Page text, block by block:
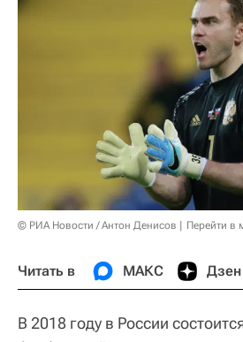
© РИА Новости / Антон Денисов Перейти в
Читать в МАКС Дзен
В 2018 году в России